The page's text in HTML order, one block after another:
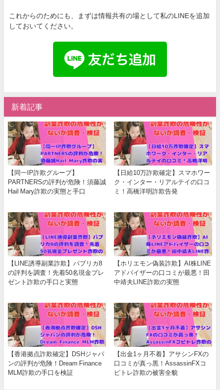
これからのためにも、まずは情報共有の場として私のLINEを追加
しておいてください。
新着記事
【同一IP詐欺グループ】
PARTNERSの評判が危険！須藤誠
Hail Mary詐欺の実態と手口
【日給10万詐欺確定】スマホワー
ク・インター・リアルテイの口コ
ミ！高橋洋明詐欺告発
【LINE誘導副業詐欺】パプリカ8
の評判を調査！先着50名現金プレ
ゼント詐欺の手口と実態
【ホリエモン偽装詐欺】AI株LINE
アドバイザーの口コミが最悪！田
中靖夫LINE詐欺の実態
【香港拠点詐欺確定】DSHジャパ
ンの評判が危険！Dream Finance
MLM詐欺の手口を検証
【出金1ヶ月不着】アサシンFXの
口コミが真っ黒！AssassinFXコ
ピトレ詐欺の被害全貌